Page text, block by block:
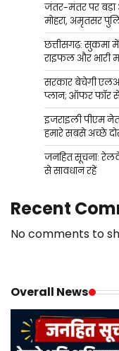
जंतर-मंतर पर बड़ा
मोहरा, अमृतसर
छत्तीसगढ़: सुकमा
राइफल और भारी
सरकार बेचेगी
प्लान; ऑफर
इजराइली पीएम
हमारे सबसे अच्छे
जनहित सूचना:
से सावधान रहें
Recent
No comments to
Overall News